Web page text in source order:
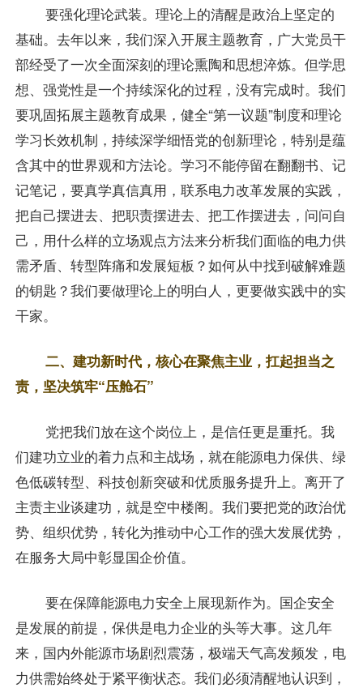
要强化理论武装。理论上的清醒是政治上坚定的
基础。去年以来，我们深入开展主题教育，广大党员干
部经受了一次全面深刻的理论熏陶和思想淬炼。但学思
想、强党性是一个持续深化的过程，没有完成时。我们
要巩固拓展主题教育成果，健全“第一议题”制度和理论
学习长效机制，持续深学细悟党的创新理论，特别是蕴
含其中的世界观和方法论。学习不能停留在翻翻书、记
记笔记，要真学真信真用，联系电力改革发展的实践，
把自己摆进去、把职责摆进去、把工作摆进去，问问自
己，用什么样的立场观点方法来分析我们面临的电力供
需矛盾、转型阵痛和发展短板？如何从中找到破解难题
的钥匙？我们要做理论上的明白人，更要做实践中的实
干家。
二、建功新时代，核心在聚焦主业，扛起担当之
责，坚决筑牢“压舱石”
党把我们放在这个岗位上，是信任更是重托。我
们建功立业的着力点和主战场，就在能源电力保供、绿
色低碳转型、科技创新突破和优质服务提升上。离开了
主责主业谈建功，就是空中楼阁。我们要把党的政治优
势、组织优势，转化为推动中心工作的强大发展优势，
在服务大局中彰显国企价值。
要在保障能源电力安全上展现新作为。国企安全
是发展的前提，保供是电力企业的头等大事。这几年
来，国内外能源市场剧烈震荡，极端天气高发频发，电
力供需始终处于紧平衡状态。我们必须清醒地认识到，